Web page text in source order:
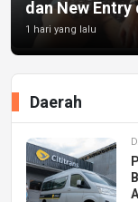
dan New
1 hari yang lalu
Daerah